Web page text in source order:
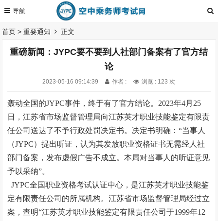
首页 >重要通知 正文
重磅新闻：JYPC要不要到人社部门备案有了官方结
论
2023-05-16 09:14:39 作者 : 浏览 : 123 次
轰动全国的JYPC事件，终于有了官方结论。2023年4月25
日，江苏省市场监督管理局向江苏英才职业技能鉴定有限责
任公司送达了不予行政处罚决定书。决定书明确：“当事人
（JYPC）提出听证，认为其发放职业资格证书无需经人社
部门备案，发布虚假广告不成立。本局对当事人的听证意见
予以采纳”。
JYPC全国职业资格考试认证中心，是江苏英才职业技能鉴
定有限责任公司的所属机构。江苏省市场监督管理局经过立
案，查明“江苏英才职业技能鉴定有限责任公司于1999年12